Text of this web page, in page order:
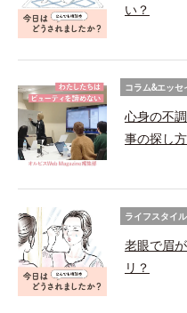
い？
コラム&エッセ
心身の不
事の探し方
ライフスタイル
老眼で眉
リ？